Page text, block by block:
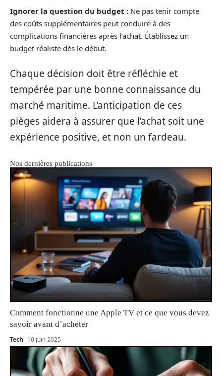
Ignorer la question du budget : Ne pas tenir compte
des coûts supplémentaires peut conduire à des
complications financières après l’achat. Établissez un
budget réaliste dès le début.
Chaque décision doit être réfléchie et
tempérée par une bonne connaissance du
marché maritime. L’anticipation de ces
pièges aidera à assurer que l’achat soit une
expérience positive, et non un fardeau.
Nos dernières publications
Comment fonctionne une Apple TV et ce que vous devez
savoir avant d’acheter
Tech 10 juin 2025